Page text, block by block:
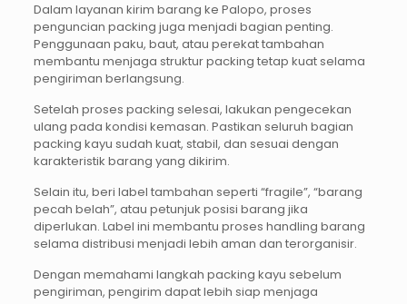
Dalam layanan kirim barang ke Palopo, proses
penguncian packing juga menjadi bagian penting.
Penggunaan paku, baut, atau perekat tambahan
membantu menjaga struktur packing tetap kuat selama
pengiriman berlangsung.
Setelah proses packing selesai, lakukan pengecekan
ulang pada kondisi kemasan. Pastikan seluruh bagian
packing kayu sudah kuat, stabil, dan sesuai dengan
karakteristik barang yang dikirim.
Selain itu, beri label tambahan seperti “fragile”, “barang
pecah belah”, atau petunjuk posisi barang jika
diperlukan. Label ini membantu proses handling barang
selama distribusi menjadi lebih aman dan terorganisir.
Dengan memahami langkah packing kayu sebelum
pengiriman, pengirim dapat lebih siap menjaga